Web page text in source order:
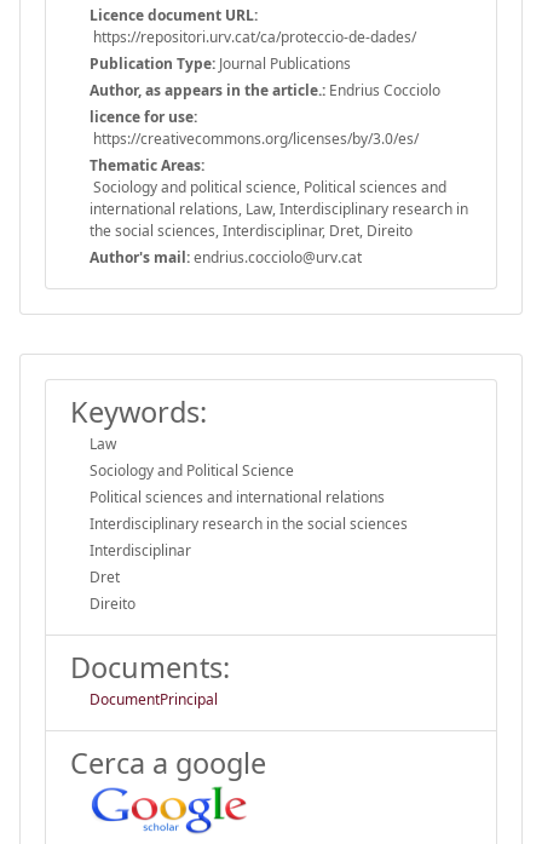
Licence document URL:
https://repositori.urv.cat/ca/proteccio-de-dades/
Publication Type: Journal Publications
Author, as appears in the article.: Endrius Cocciolo
licence for use:
https://creativecommons.org/licenses/by/3.0/es/
Thematic Areas:
Sociology and political science, Political sciences and
international relations, Law, Interdisciplinary research in
the social sciences, Interdisciplinar, Dret, Direito
Author's mail:endrius.cocciolo@urv.cat
Keywords:
Law
Sociology and Political Science
Political sciences and international relations
Interdisciplinary research in the social sciences
Interdisciplinar
Dret
Direito
Documents:
DocumentPrincipal
Cerca a google